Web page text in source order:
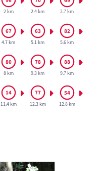
2 km 2.4 km 2.7 km
4.7 km 5.1 km 5.6 km
8 km 9.3 km 9.7 km
11.4 km 12.3 km 12.8 km